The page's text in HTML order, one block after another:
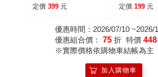
套6冊＋1原木手搖
定價 399 元 定價 199 元
優惠時間：2026/07/10 ~2026/
優惠組合價： 75 折 特價 448
※實際價格依購物車結帳為主
加入購物車